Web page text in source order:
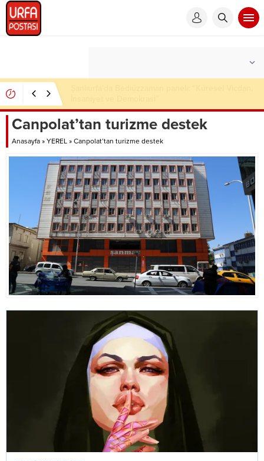
Canpolat’tan turizme destek
Anasayfa » YEREL » Canpolat’tan turizme destek